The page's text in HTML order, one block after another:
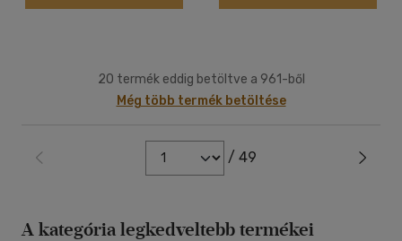
20 termék eddig betöltve a 961-ből
Még több termék betöltése
/ 49
A kategória legkedveltebb termékei